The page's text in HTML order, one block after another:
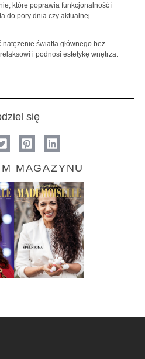
które poprawia funkcjonalność i
do pory dnia czy aktualnej
światła głównego bez
i podnosi estetykę wnętrza.
się
MAGAZYNU